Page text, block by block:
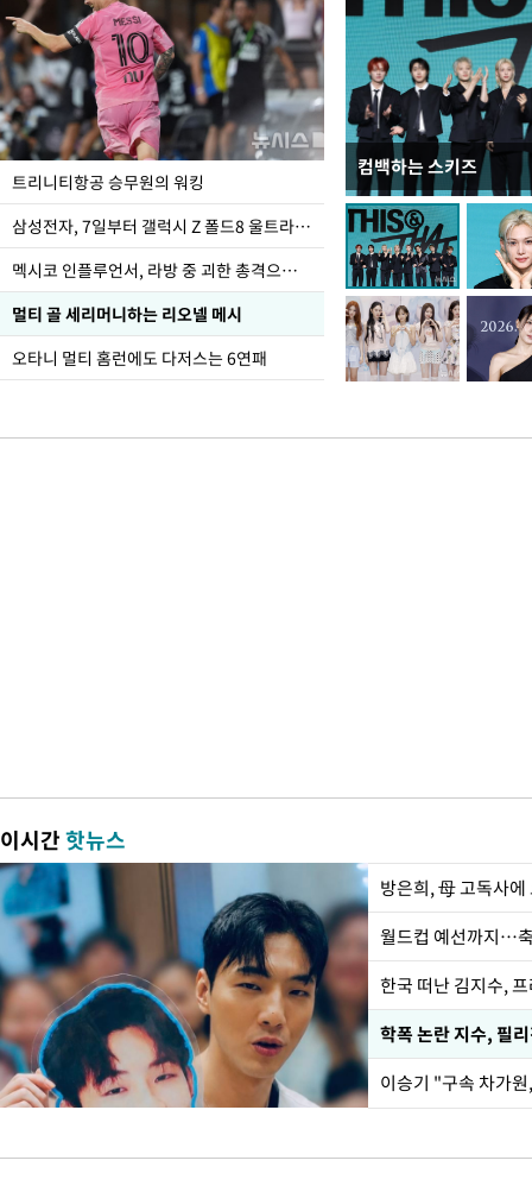
트리니티항공 승무원의 워킹
삼성전자, 7일부터 갤럭시 Z 폴드8 울트라·폴드8·플립8 출시
멕시코 인플루언서, 라방 중 괴한 총격으로 사망
멀티 골 세리머니하는 리오넬 메시
오타니 멀티 홈런에도 다저스는 6연패
컴백하는 스키즈
입추 하루 앞둔 전남
폭염
이시간핫뉴스
방은희, 母 고독사
월드컵 예선까지…
한국 떠난 김지수,
학폭 논란 지수, 필
이승기 "구속 차가